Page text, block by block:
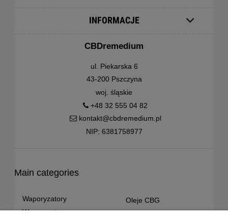
INFORMACJE
CBDremedium
ul. Piekarska 6
43-200 Pszczyna
woj. śląskie
+48 32 555 04 82
kontakt@cbdremedium.pl
NIP: 6381758977
Main categories
Waporyzatory
Waporyzatory
Oleje CBG